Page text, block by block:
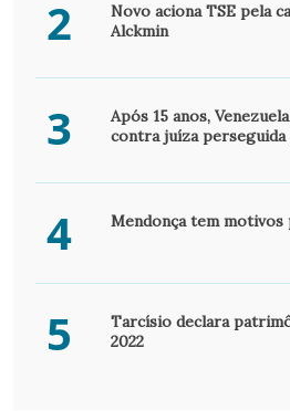
2
Novo aciona TSE pela
Alckmin
3
Após 15 anos,
contra juíza
4 Mendonça tem motivos
5
Tarcísio declara
2022